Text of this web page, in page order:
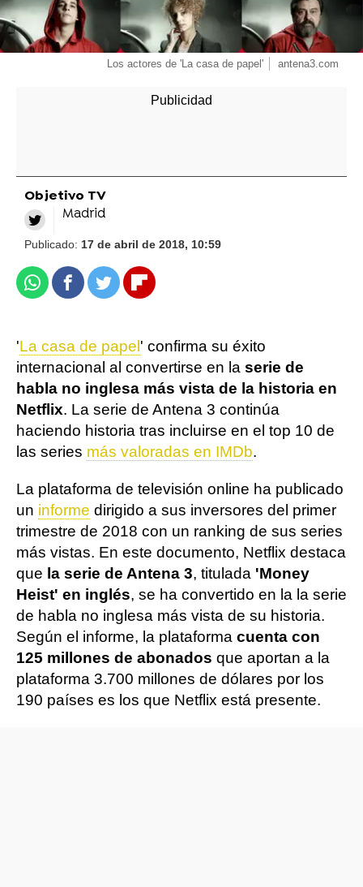
Los actores de 'La casa de papel' antena3.com
Objetivo TV
Madrid
Publicado: 17 de abril de 2018, 10:59
WhatsappFacebook
TwitterFlipboard
'La casa de papel ' confirma su éxito
internacional al convertirse en la serie de
habla no inglesa más vista de la historia en
Netflix. La serie de Antena 3 continúa
haciendo historia tras incluirse en el top 10 de
las series más valoradas en IMDb.
La plataforma de televisión online ha publicado
un informe dirigido a sus inversores del primer
trimestre de 2018 con un ranking de sus series
más vistas. En este documento, Netflix destaca
que la serie de Antena 3, titulada 'Money
Heist' en inglés, se ha convertido en la la serie
de habla no inglesa más vista de su historia.
Según el informe, la plataforma cuenta con
125 millones de abonados que aportan a la
plataforma 3.700 millones de dólares por los
190 países es los que Netflix está presente.